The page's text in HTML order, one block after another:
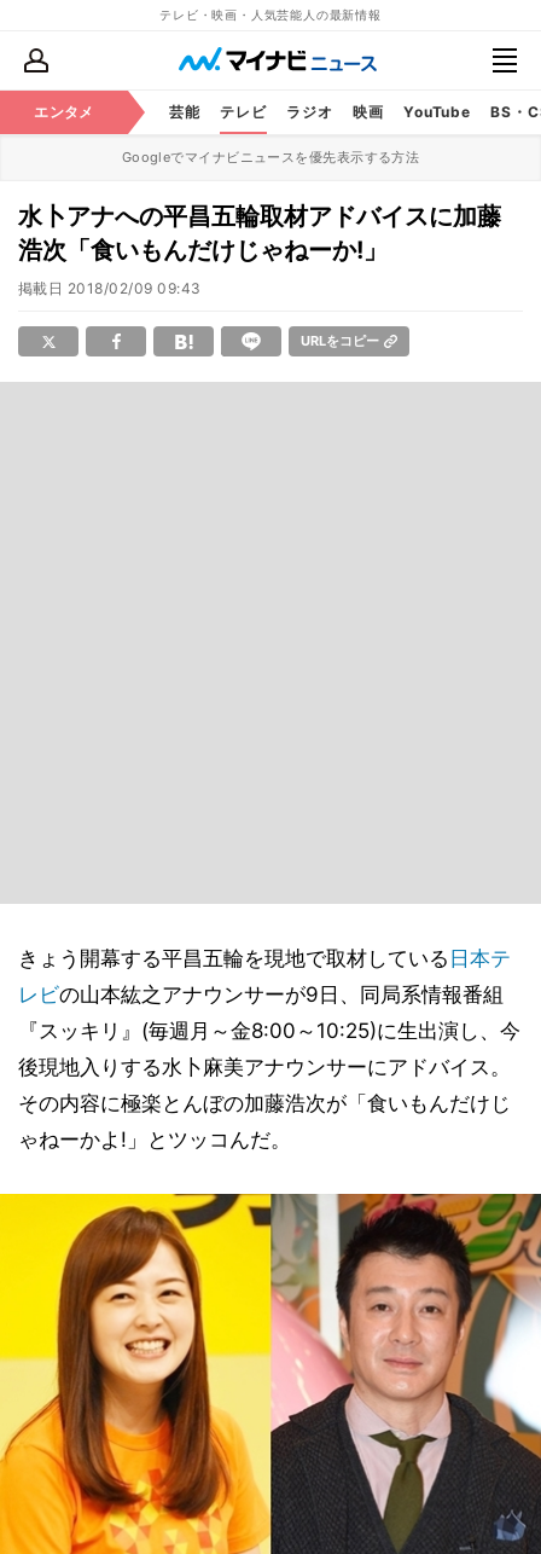
テレビ・映画・人気芸能人の最新情報
エンタメ 芸能 テレビ ラジオ 映画 YouTube BS・
Googleでマイナビニュースを優先表示する方法
水卜アナへの平昌五輪取材アドバイスに加藤
浩次「食いもんだけじゃねーか!」
掲載日 2018/02/09 09:43
URLをコピー
きょう開幕する平昌五輪を現地で取材している 日本テ
レビの山本紘之アナウンサーが9日、同局系情報番組
『スッキリ』(毎週月～金8:00～10:25)に生出演し、今
後現地入りする水卜麻美アナウンサーにアドバイス。
その内容に極楽とんぼの加藤浩次が「食いもんだけじ
ゃねーかよ!」とツッコんだ。